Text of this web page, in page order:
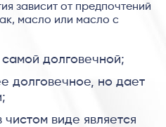
зависит от предпочтений
масло или масло с
долговечной;
долговечное, но дает
виде является